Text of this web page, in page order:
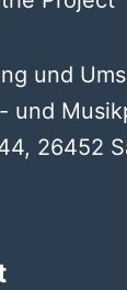
und
und
26452